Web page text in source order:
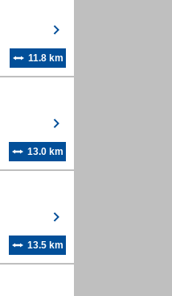
11.8 km
13.0 km
13.5 km